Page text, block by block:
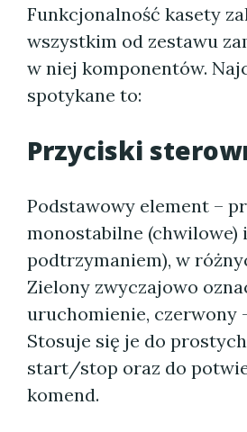
Funkcjonalność kasety
wszystkim od zestawu
w niej komponentów.
spotykane to:
Przyciski
Podstawowy element –
monostabilne (chwilowe)
podtrzymaniem), w
Zielony zwyczajowo
uruchomienie, czerwony
Stosuje się je do
start/stop oraz do
komend.